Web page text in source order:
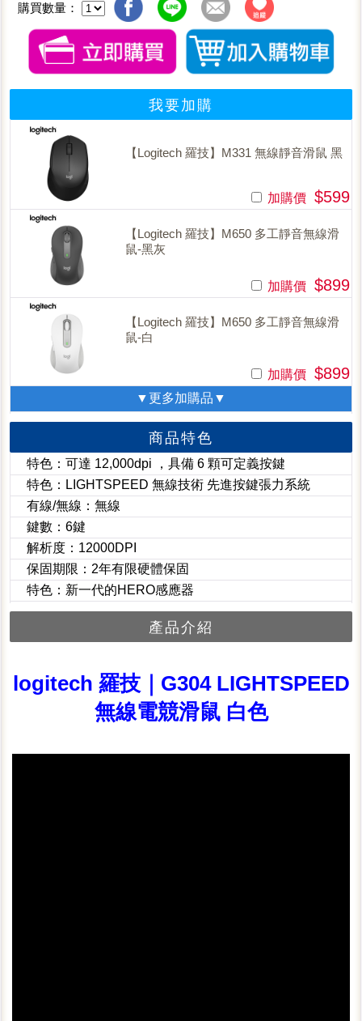
購買數量：
我要加購
【Logitech 羅技】M331 無線靜音滑鼠 黑
加購價 $599
【Logitech 羅技】M650 多工靜音無線滑
鼠-黑灰
加購價 $899
【Logitech 羅技】M650 多工靜音無線滑
鼠-白
加購價 $899
▼更多加購品▼
商品特色
特色：可達 12,000dpi ，具備 6 顆可定義按鍵
特色：LIGHTSPEED 無線技術 先進按鍵張力系統
有線/無線：無線
鍵數：6鍵
解析度：12000DPI
保固期限：2年有限硬體保固
特色：新一代的HERO感應器
產品介紹
logitech 羅技｜G304 LIGHTSPEED
無線電競滑鼠 白色